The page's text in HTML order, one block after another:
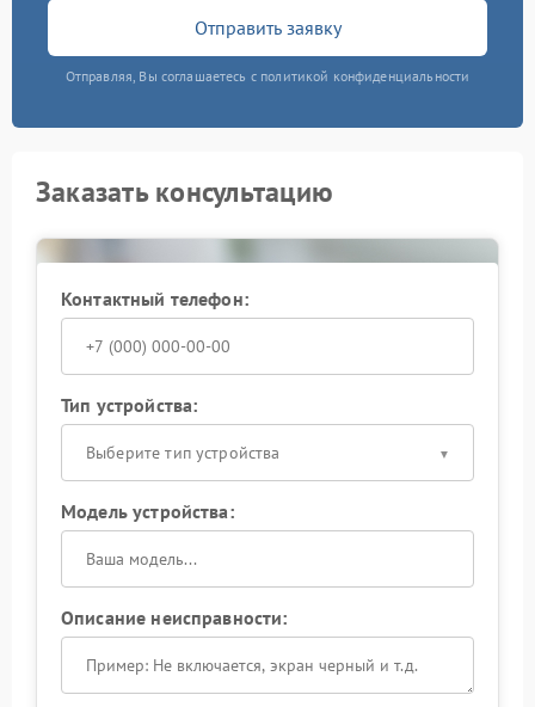
Отправить заявку
Отправляя, Вы соглашаетесь с политикой конфиденциальности
Заказать консультацию
Контактный телефон:
Тип устройства:
Выберите тип устройства
Модель устройства:
Описание неисправности: